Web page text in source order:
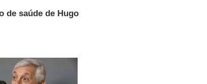
de saúde de Hugo